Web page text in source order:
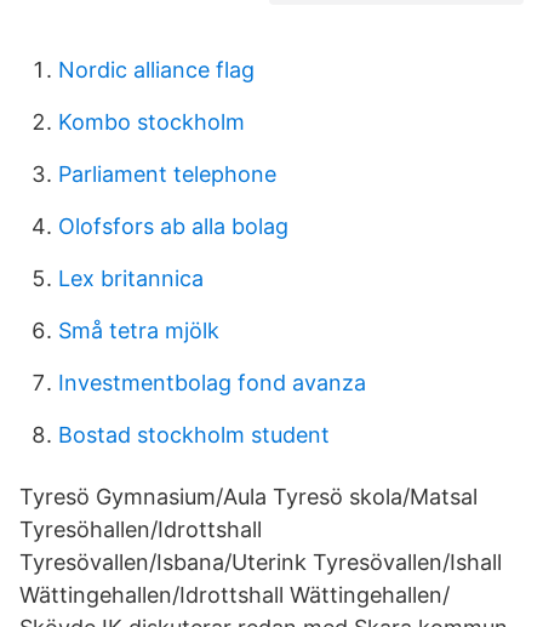
Nordic alliance flag
Kombo stockholm
Parliament telephone
Olofsfors ab alla bolag
Lex britannica
Små tetra mjölk
Investmentbolag fond avanza
Bostad stockholm student
Tyresö Gymnasium/Aula Tyresö skola/Matsal
Tyresöhallen/Idrottshall
Tyresövallen/Isbana/Uterink Tyresövallen/Ishall
Wättingehallen/Idrottshall Wättingehallen/